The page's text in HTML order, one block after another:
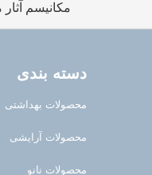
مکانيسم
دسته بندی
محصولات بهداشتی
محصولات آرایشی
محصولات نانو